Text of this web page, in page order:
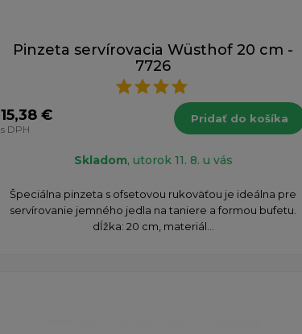
Pinzeta servírovacia Wüsthof 20 cm -
7726
15,38 €
s DPH
Pridať do košíka
Skladom, utorok 11. 8. u vás
Špeciálna pinzeta s ofsetovou rukoväťou je ideálna pre
servírovanie jemného jedla na taniere a formou bufetu.
dĺžka: 20 cm, materiál...